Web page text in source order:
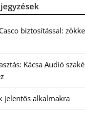
biztosítással:
Kácsa Audió
jelentős alkalmakra